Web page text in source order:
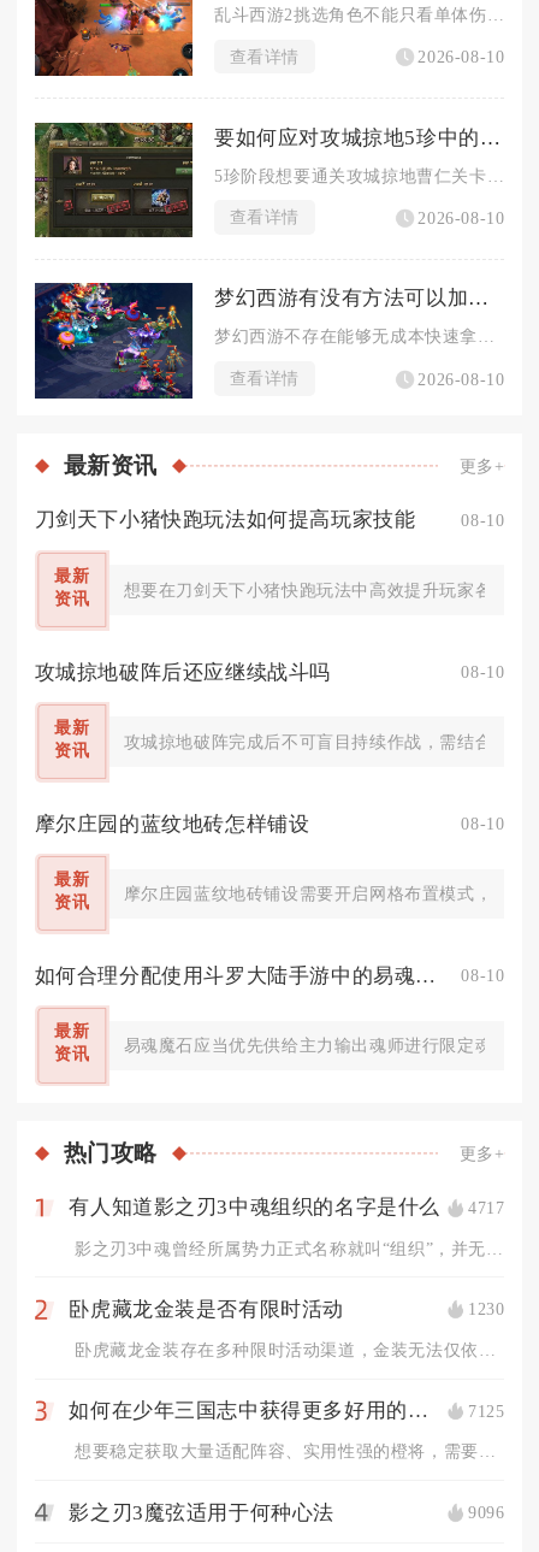
查看详情 2026-08-10
要如何应对攻城掠地5珍中的曹仁关卡
查看详情 2026-08-10
梦幻西游有没有方法可以加快获得神兽的速度
梦幻西游不存在能够无成本快速拿到神兽的捷径，但可以通过资源规...
查看详情 2026-08-10
最新资讯 更多+
刀剑天下小猪快跑玩法如何提高玩家技能 08-10
最新
资讯
想要在刀剑天下小猪快跑玩法中高效提升玩家各项
攻城掠地破阵后还应继续战斗吗 08-10
最新
资讯
攻城掠地破阵完成后不可盲目持续作战，需结合资
摩尔庄园的蓝纹地砖怎样铺设 08-10
最新
资讯
摩尔庄园蓝纹地砖铺设需要开启网格布置模式，沿
如何合理分配使用斗罗大陆手游中的易魂魔石 08-10
最新
资讯
易魂魔石应当优先供给主力输出魂师进行限定魂环
热门攻略 更多+
1 有人知道影之刃3中魂组织的名字是什么 4717
2 卧虎藏龙金装是否有限时活动 1230
3 如何在少年三国志中获得更多好用的橙将 7125
想要稳定获取大量适配阵容、实用性强的橙将，需要兼顾抽卡规划、...
4 影之刃3魔弦适用于何种心法 9096